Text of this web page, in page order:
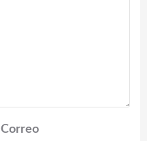
Correo